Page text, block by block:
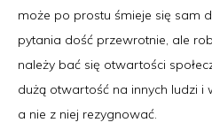
może po prostu śmieje się sam
pytania dość przewrotnie, ale
należy bać się otwartości
dużą otwartość na innych ludzi i
a nie z niej rezygnować.